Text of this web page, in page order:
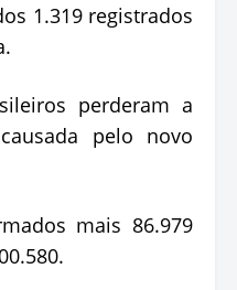
1.319 registrados
perderam a
pelo novo
mais 86.979